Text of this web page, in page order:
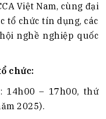
Việt Nam, cùng đại
tổ chức tín dụng, các
nghề nghiệp quốc
chức:
14h00 – 17h00, thứ
2025).